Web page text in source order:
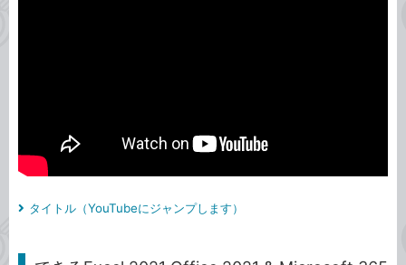
タイトル（YouTubeにジャンプします）